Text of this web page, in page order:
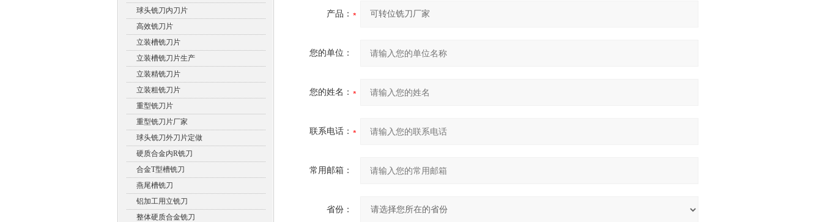
球头铣刀内刀片
高效铣刀片
立装槽铣刀片
立装槽铣刀片生产
立装精铣刀片
立装粗铣刀片
重型铣刀片
重型铣刀片厂家
球头铣刀外刀片定做
硬质合金内R铣刀
合金T型槽铣刀
燕尾槽铣刀
铝加工用立铣刀
整体硬质合金铣刀
产品：
您的单位：
您的姓名：
联系电话：
常用邮箱：
省份：